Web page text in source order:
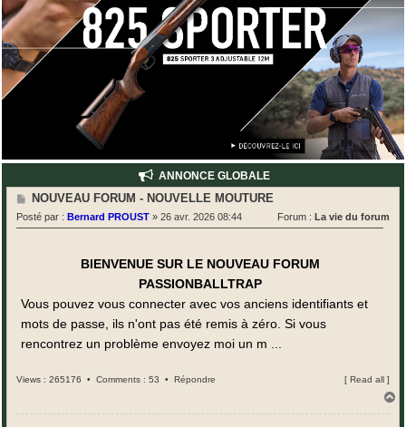
ANNONCE GLOBALE
M
s
NOUVEAU FORUM - NOUVELLE MOUTURE
Posté par : Bernard PROUST » 26 avr. 2026 08:44 Forum : La vie du forum
BIENVENUE SUR LE NOUVEAU FORUM
PASSIONBALLTRAP
Vous pouvez vous connecter avec vos anciens identifiants et
mots de passe, ils n'ont pas été remis à zéro. Si vous
rencontrez un problème envoyez moi un m ...
Views : 265176 • Comments : 53 • Répondre [ Read all ]